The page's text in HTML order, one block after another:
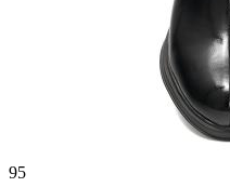
95